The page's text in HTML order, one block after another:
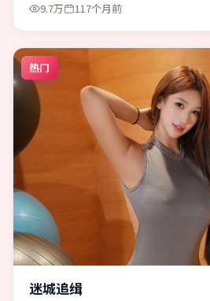
9.7万
117个月前
热门
迷城追缉